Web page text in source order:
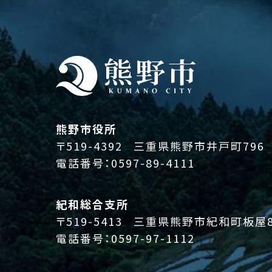
熊野市役所
〒519-4392
三重県熊野市井戸町796
電話番号： 0597-89-4111
紀和総合支所
〒519-5413
三重県熊野市紀和町板屋
電話番号：0597-97-1112